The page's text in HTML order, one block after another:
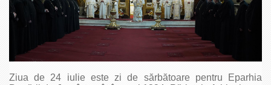
Ziua de 24 iulie este zi de sărbătoare pentru Eparhia